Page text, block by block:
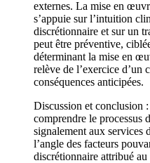
externes. La mise en
s’appuie sur l’intuition
discrétionnaire et sur un
peut être préventive,
déterminant la mise en
relève de l’exercice d’un
conséquences anticipées.
Discussion et conclusion
comprendre le processus
signalement aux services
l’angle des facteurs
discrétionnaire attribué